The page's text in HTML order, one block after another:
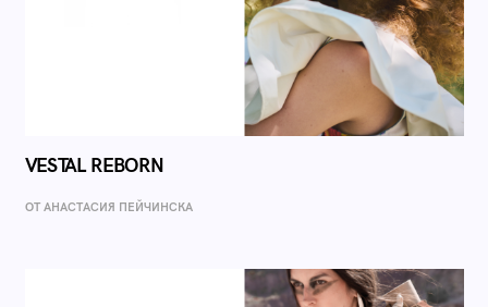
VESTAL REBORN
ОТ AНАСТАСИЯ ПЕЙЧИНСКА